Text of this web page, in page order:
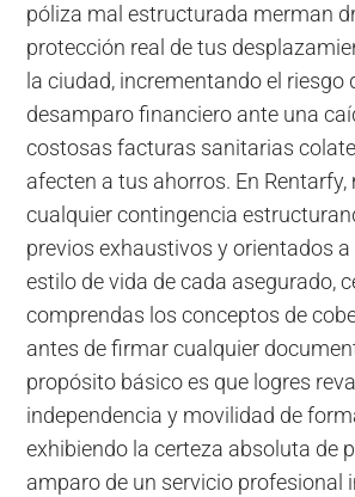
póliza mal estructurada merman
protección real de tus
la ciudad, incrementando el riesgo
desamparo financiero ante una
costosas facturas sanitarias
afecten a tus ahorros. En
cualquier contingencia
previos exhaustivos y orientados
estilo de vida de cada asegurado,
comprendas los conceptos de
antes de firmar cualquier
propósito básico es que logres
independencia y movilidad de
exhibiendo la certeza absoluta de
amparo de un servicio profesional